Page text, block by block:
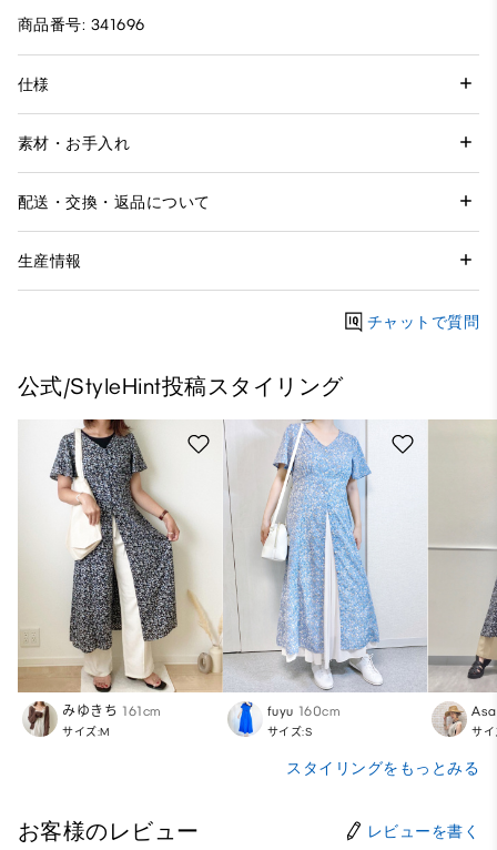
商品番号: 341696
仕様
素材・お手入れ
配送・交換・返品について
生産情報
チャットで質問
公式/StyleHint投稿スタイリング
みゆきち 161cm
サイズ:M
fuyu 160cm
サイズ:S サ
スタイリングをもっとみる
お客様のレビュー レビューを書く